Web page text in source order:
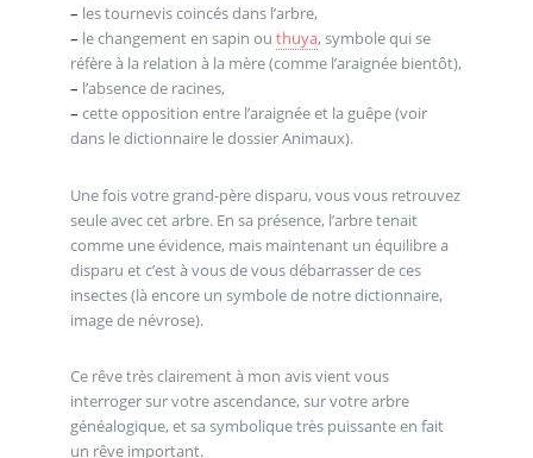
– les tournevis coincés dans l’arbre,
– le changement en sapin ou thuya, symbole qui se
réfère à la relation à la mère (comme l’araignée bientôt),
– l’absence de racines,
– cette opposition entre l’araignée et la guêpe (voir
dans le dictionnaire le dossier Animaux).
Une fois votre grand-père disparu, vous vous retrouvez
seule avec cet arbre. En sa présence, l’arbre tenait
comme une évidence, mais maintenant un équilibre a
disparu et c’est à vous de vous débarrasser de ces
insectes (là encore un symbole de notre dictionnaire,
image de névrose).
Ce rêve très clairement à mon avis vient vous
interroger sur votre ascendance, sur votre arbre
généalogique, et sa symbolique très puissante en fait
un rêve important.